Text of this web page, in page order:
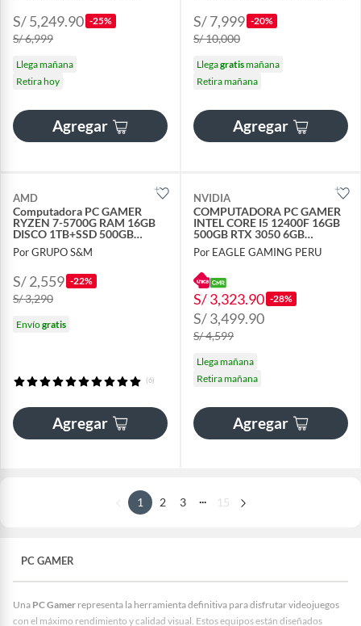
S/ 5,249.90 -25%
S/ 6,999
Llega mañana
Retira hoy
Agregar
S/ 7,999 -20%
S/ 10,000
Llegagratismañana
Retira mañana
Agregar
AMD
Computadora PC GAMER
RYZEN 7-5700G RAM 16GB
DISCO 1TB+SSD 500GB
MONITOR 27” FHD
Por GRUPO S&M
S/ 2,559 -22%
S/ 3,290
Envíogratis
(6)
Agregar
NVIDIA
COMPUTADORA PC GAMER
INTEL CORE I5 12400F 16GB
500GB RTX 3050 6GB
MONITOR 24 FHD
Por EAGLE GAMING PERU
S/ 3,323.90 -28%
S/ 3,499.90
S/ 4,599
Llega mañana
Retira mañana
Agregar
1 2 3 ... 15
PC GAMER
Una PC Gamer representa la herramienta definitiva para disfrutar videojuegos
con el máximo rendimiento y calidad visual. Estos equipos están diseñados